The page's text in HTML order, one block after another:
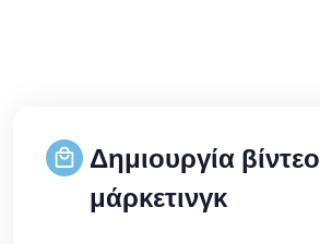
Δημιουργία βίντεο
μάρκετινγκ